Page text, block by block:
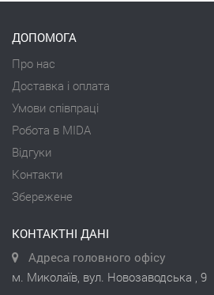
ДОПОМОГА
Про нас
Доставка і оплата
Умови співпраці
Робота в MIDA
Відгуки
Контакти
Збережене
КОНТАКТНІ ДАНІ
Адреса головного офісу
м. Миколаїв, вул. Новозаводська , 9